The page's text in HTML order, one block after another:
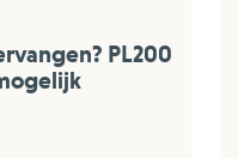
PL200